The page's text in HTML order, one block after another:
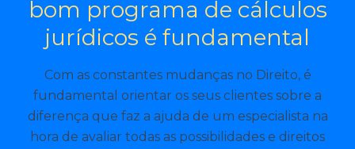
bom programa de cálculos
jurídicos é fundamental
Com as constantes mudanças no Direito, é
fundamental orientar os seus clientes sobre a
diferença que faz a ajuda de um especialista na
hora de avaliar todas as possibilidades e direitos